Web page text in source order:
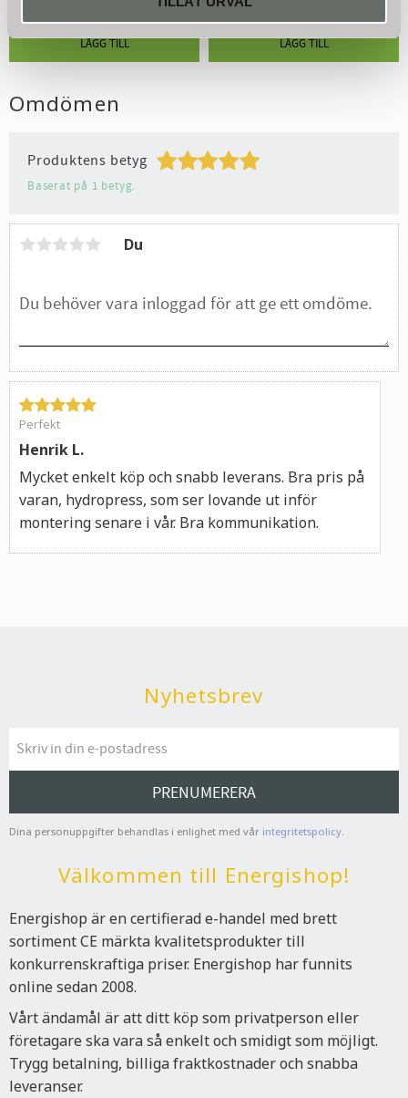
Omdömen
Produktens betyg
Baserat på 1 betyg.
Du
Perfekt
Henrik L.
Mycket enkelt köp och snabb leverans. Bra pris på
varan, hydropress, som ser lovande ut inför
montering senare i vår. Bra kommunikation.
Nyhetsbrev
PRENUMERERA
Dina personuppgifter behandlas i enlighet med vår integritetspolicy
Välkommen till Energishop!
Energishop är en certifierad e-handel med brett
sortiment CE märkta kvalitetsprodukter till
konkurrenskraftiga priser. Energishop har funnits
online sedan 2008.
Vårt ändamål är att ditt köp som privatperson eller
företagare ska vara så enkelt och smidigt som möjligt.
Trygg betalning, billiga fraktkostnader och snabba
leveranser.